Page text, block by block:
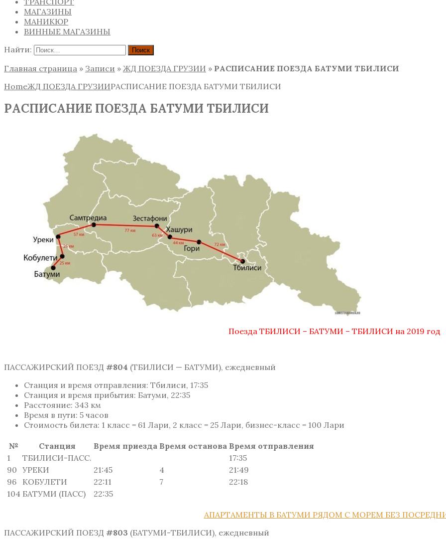
МАГАЗИНЫ
МАНИКЮР
ВИННЫЕ МАГАЗИНЫ
Найти:
Главная страница » Записи » ЖД ПОЕЗДА ГРУЗИИ » РАСПИСАНИЕ ПОЕЗДА БАТУМИ ТБИЛИСИ
HomeЖД ПОЕЗДА ГРУЗИИРАСПИСАНИЕ ПОЕЗДА БАТУМИ ТБИЛИСИ
РАСПИСАНИЕ ПОЕЗДА БАТУМИ ТБИЛИСИ
Поезда ТБИЛИСИ – БАТУМИ – ТБИЛИСИ на 2019 год
ПАССАЖИРСКИЙ ПОЕЗД #804 (ТБИЛИСИ — БАТУМИ), ежедневный
Станция и время отправления: Тбилиси, 17:35
Станция и время прибытия: Батуми, 22:35
Расстояние: 343 км
Время в пути: 5 часов
Стоимость билета: 1 класс = 61 Лари, 2 класс = 25 Лари, бизнес-класс = 100 Лари
№ Станция Время приезда Время останова Время отправления
1
ТБИЛИСИ-ПАСС.
17:35
90 УРЕКИ 21:45 4
21:49
96
КОБУЛЕТИ 22:11 7
22:18
104 БАТУМИ (ПАСС) 22:35
АПАРТАМЕНТЫ В БАТУМИ РЯДОМ С МОРЕМ БЕЗ
ПАССАЖИРСКИЙ ПОЕЗД #803 (БАТУМИ-ТБИЛИСИ), ежедневный